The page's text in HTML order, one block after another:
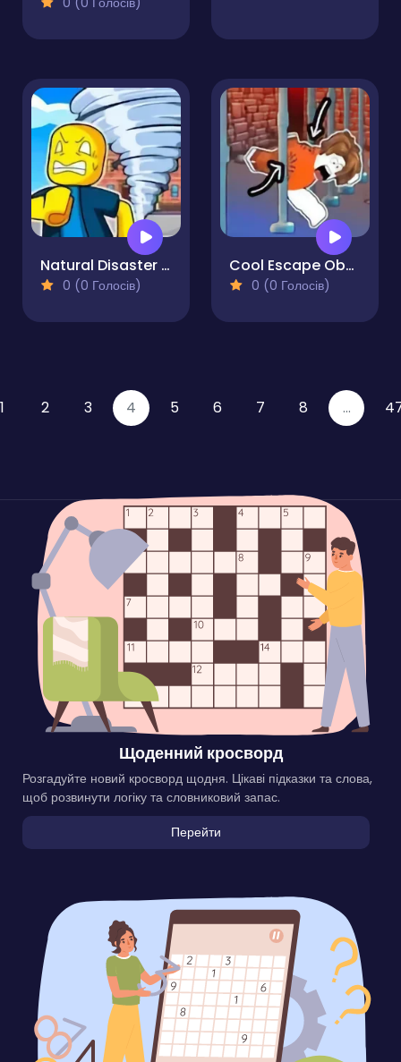
Natural Disaster Survival Obby
0 (0 Голосів)
Cool Escape Obby Man
0 (0 Голосів)
1 2 3 4 5 6 7 8 ...
Щоденний кросворд
Розгадуйте новий кросворд щодня. Цікаві підказки та слова,
щоб розвинути логіку та словниковий запас.
Перейти